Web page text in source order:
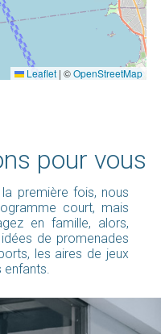
Leaflet | ©OpenStreetMap
pour vous
première fois, nous
court, mais
en famille, alors,
de promenades
les aires de jeux
enfants.